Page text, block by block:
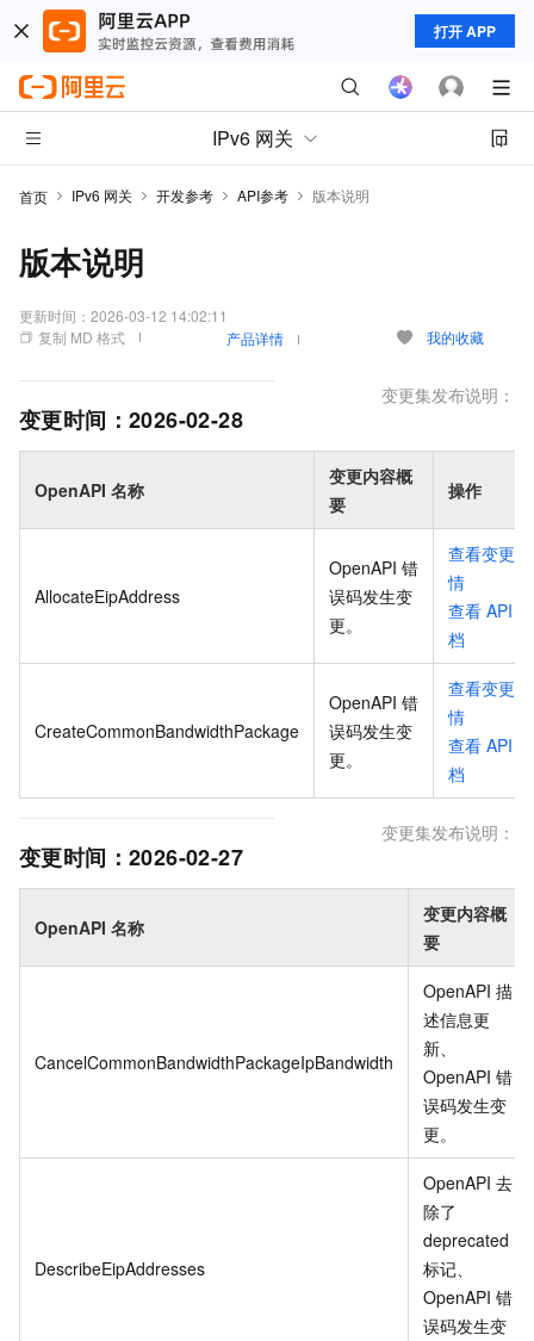
打开 APP
IPv6 网关
首页 IPv6 网关 开发参考 API参考 版本说明
版本说明
更新时间： 2026-03-12 14:02:11
复制 MD 格式
产品详情 我的收藏
变更时间： 2026-02-28
变更集发布说明：
OpenAPI 名称
变更内容概
要
操作
AllocateEipAddress
OpenAPI 错
误码发生变
更。
查看变更详
情
查看 API
档
CreateCommonBandwidthPackage
OpenAPI 错
误码发生变
更。
查看变更详
情
查看 API
档
变更时间： 2026-02-27
变更集发布说明：
OpenAPI 名称
变更内容概
要
CancelCommonBandwidthPackageIpBandwidth
OpenAPI 描
述信息更
新、
OpenAPI 错
误码发生变
更。
DescribeEipAddresses
OpenAPI 去
除了
deprecated
标记、
OpenAPI 错
误码发生变